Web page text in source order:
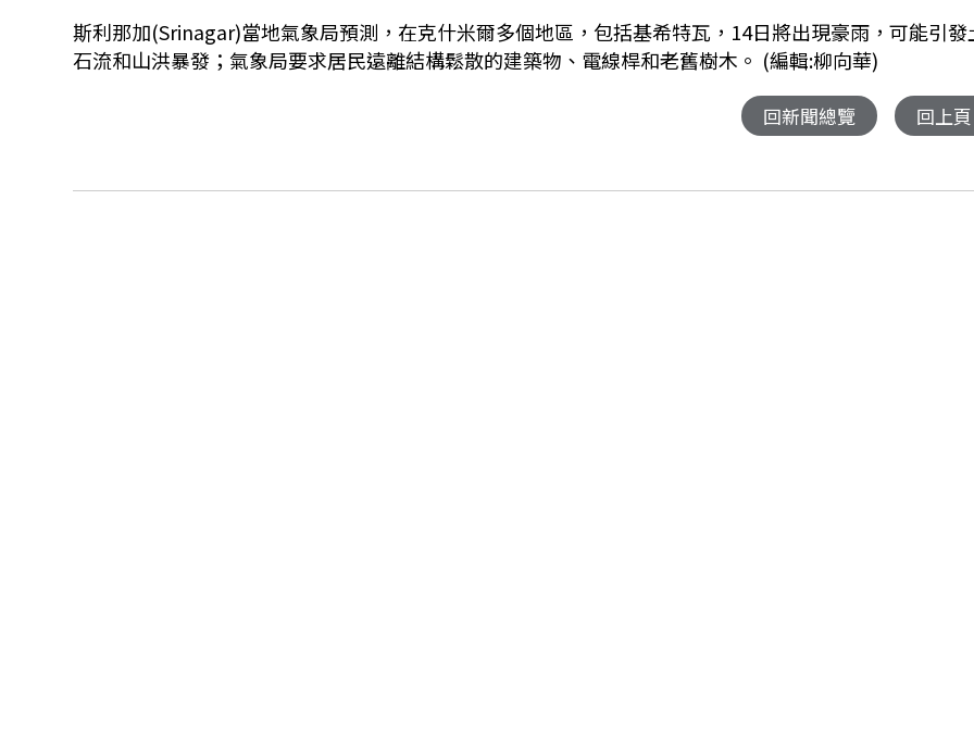
斯利那加(Srinagar)當地氣象局預測，在克什米爾多個地區，包括基希特瓦，14日將出現豪雨，可能引發
石流和山洪暴發；氣象局要求居民遠離結構鬆散的建築物、電線桿和老舊樹木。 (編輯:柳向華)
回新聞總覽 回上頁